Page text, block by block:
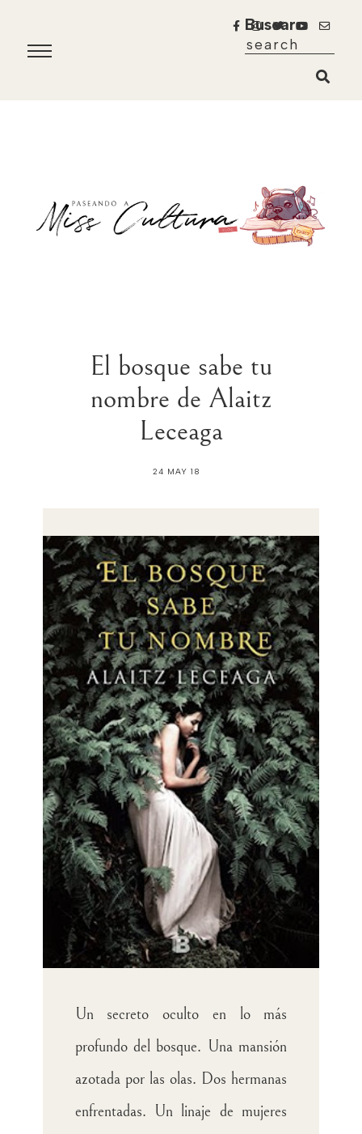
Buscar
El bosque sabe tu
nombre de Alaitz
Leceaga
24 MAY 18
Un secreto oculto en lo más
profundo del bosque. Una mansión
azotada por las olas. Dos hermanas
enfrentadas. Un linaje de mujeres